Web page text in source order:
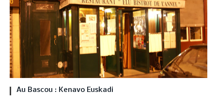
Au Bascou : Kenavo Euskadi